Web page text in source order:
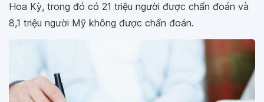
Hoa Kỳ, trong đó có 21 triệu người được chẩn đoán và
8,1 triệu người Mỹ không được chẩn đoán.